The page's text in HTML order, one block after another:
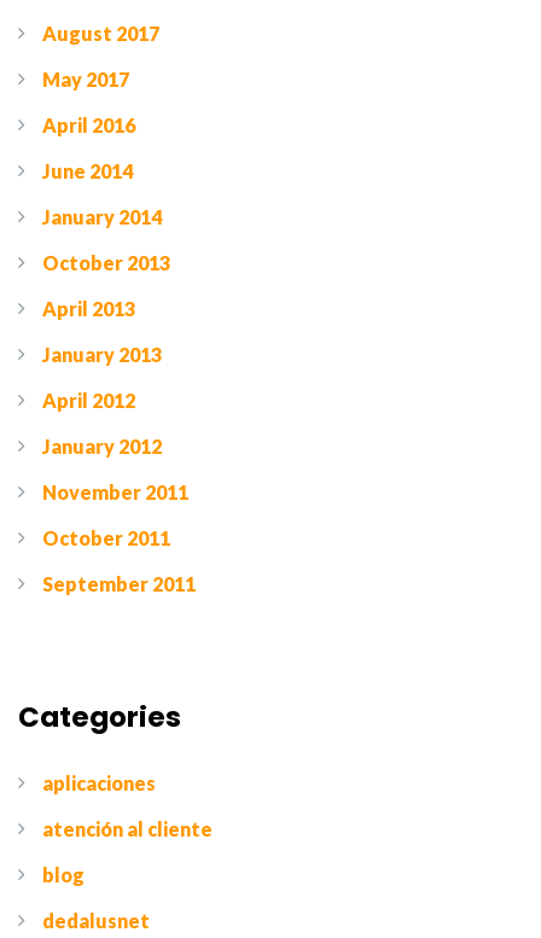
August 2017
May 2017
April 2016
June 2014
January 2014
October 2013
April 2013
January 2013
April 2012
January 2012
November 2011
October 2011
September 2011
Categories
aplicaciones
atención al cliente
blog
dedalusnet